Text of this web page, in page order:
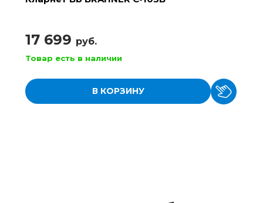
17 699 руб.
Товар есть в наличии
В КОРЗИНУ